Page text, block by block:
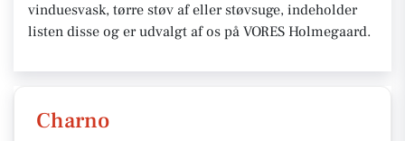
vinduesvask, tørre støv af eller støvsuge, indeholder
listen disse og er udvalgt af os på VORES Holmegaard.
Charno